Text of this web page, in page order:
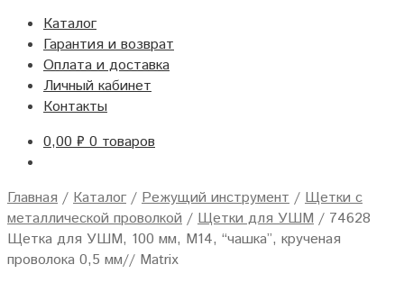
Каталог
Гарантия и возврат
Оплата и доставка
Личный кабинет
Контакты
0,00₽ 0 товаров
Главная / Каталог / Режущий инструмент / Щетки с
металлической проволкой / Щетки для УШМ / 74628
Щетка для УШМ, 100 мм, М14, “чашка”, крученая
проволока 0,5 мм// Matrix